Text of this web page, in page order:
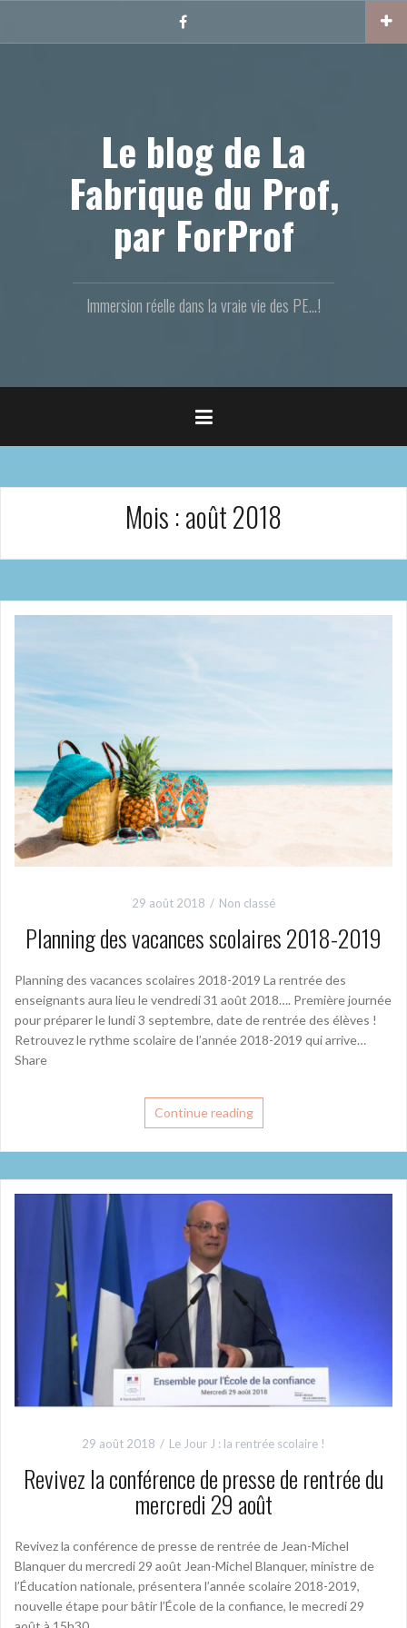
contenu
Facebook
Le blog de La
Fabrique du Prof,
par ForProf
Immersion réelle dans la vraie vie des PE...!
Mois :août 2018
29 août 2018 Non classé
Planning des vacances scolaires 2018-2019
Planning des vacances scolaires 2018-2019 La rentrée des
enseignants aura lieu le vendredi 31 août 2018…. Première journée
pour préparer le lundi 3 septembre, date de rentrée des élèves !
Retrouvez le rythme scolaire de l’année 2018-2019 qui arrive…
Share
Continue reading
29 août 2018 Le Jour J : la rentrée scolaire !
Revivez la conférence de presse de rentrée du
mercredi 29 août
Revivez la conférence de presse de rentrée de Jean-Michel
Blanquer du mercredi 29 août Jean-Michel Blanquer, ministre de
l’Éducation nationale, présentera l’année scolaire 2018-2019,
nouvelle étape pour bâtir l’École de la confiance, le mecredi 29